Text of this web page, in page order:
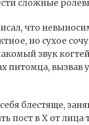
сложные
что
но сухое
звук
питомца, вызвав
блестяще,
пост в X от лица